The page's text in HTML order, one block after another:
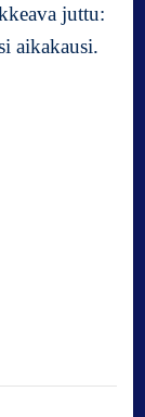
juttu:
aikakausi.